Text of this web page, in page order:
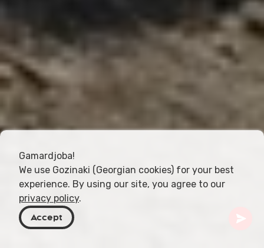
Gamardjoba!
We use Gozinaki (Georgian cookies) for your best
experience. By using our site, you agree to our
privacy policy.
Accept